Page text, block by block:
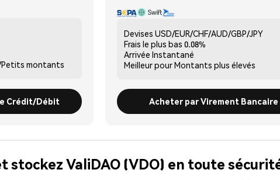
Petits montants
Crédit/Débit
Devises USD/EUR/CHF/AUD/GBP/JPY
Frais le plus bas 0.08%
Arrivée Instantané
Meilleur pourMontants plus élevés
Acheter par Virement Bancaire
stockez ValiDAO (VDO) en toute